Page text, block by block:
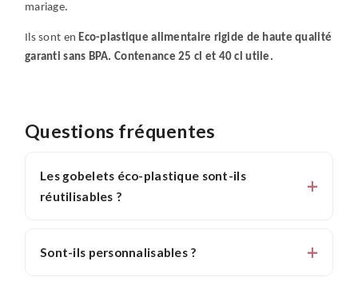
mariage.
Ils sont en Eco-plastique alimentaire rigide de haute qualité
garanti sans BPA. Contenance 25 cl et 40 cl utile.
Questions fréquentes
Les gobelets éco-plastique sont-ils
réutilisables ?
Sont-ils personnalisables ?